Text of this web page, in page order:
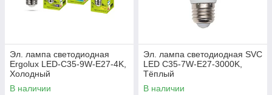
Эл. лампа светодиодная
Ergolux LED-C35-9W-E27-4K,
Холодный
В наличии
Эл. лампа светодиодная SVC
LED C35-7W-E27-3000K,
Тёплый
В наличии